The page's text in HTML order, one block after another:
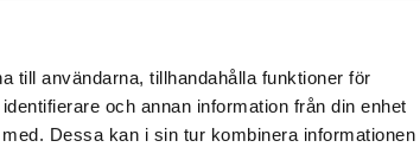
till användarna, tillhandahålla funktioner för
och annan information från din enhet
Dessa kan i sin tur kombinera informationen